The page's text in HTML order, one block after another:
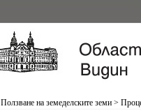
Ползване на земеделските земи >